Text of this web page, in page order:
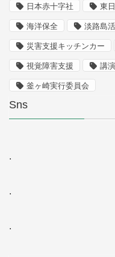
日本赤十字社 東
海洋保全 淡路島
災害支援キッチンカー
視覚障害支援 講
釜ヶ崎実行委員会
Sns
.
.
.